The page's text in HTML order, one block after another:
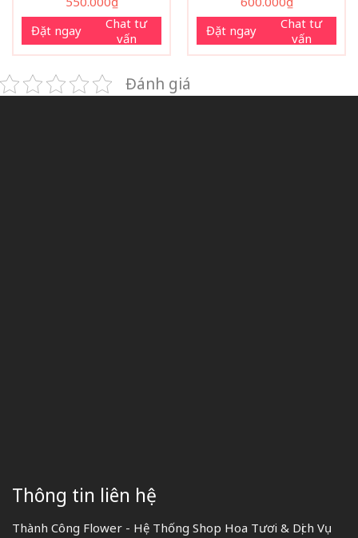
Đặt ngay
Chat tư
vấn
Đặt ngay
Chat tư
vấn
Đánh giá
Thông tin liên hệ
Thành Công Flower - Hệ Thống Shop Hoa Tươi & Dịch Vụ